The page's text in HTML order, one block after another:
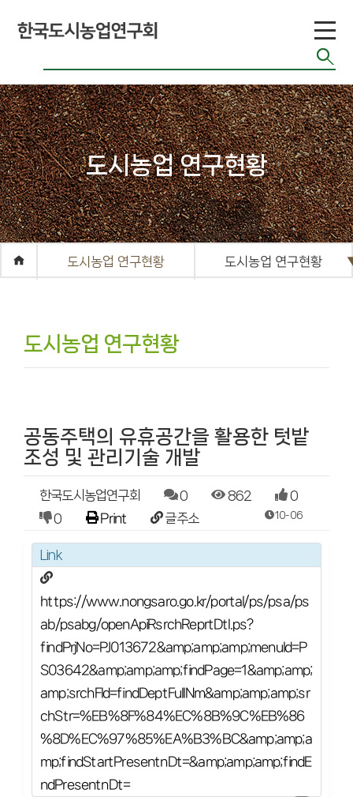
티
공지게시판
도시농업 관련단
체 자료
기타자료실
FAQ
도시농업 연구현황
도시농업 연구현황 도시농업 연구현황
도시농업 연구현황
공동주택의 유휴공간을 활용한 텃밭
조성 및 관리기술 개발
한국도시농업연구회 0 862
0
0
Print 글주소 10-06
Link
https://www.nongsaro.go.kr/portal/ps/psa/ps
ab/psabg/openApiRsrchReprtDtl.ps?
findPrjNo=PJ013672&amp;amp;amp;menuId=P
S03642&amp;amp;amp;findPage=1&amp;amp;
amp;srchFld=findDeptFullNm&amp;amp;amp;sr
chStr=%EB%8F%84%EC%8B%9C%EB%86
%8D%EC%97%85%EA%B3%BC&amp;amp;a
mp;findStartPresentnDt=&amp;amp;amp;findE
ndPresentnDt=